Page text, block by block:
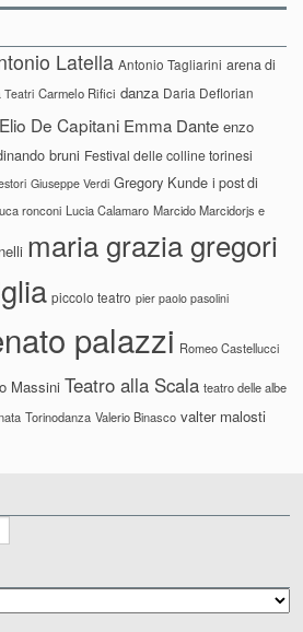
Latella Antonio Tagliarini arena di
Teatri Carmelo Rifici danza Daria Deflorian
Elio De Capitani Emma Dante enzo
bruni Festival delle colline torinesi
Giuseppe Verdi Gregory Kunde i post di
ronconi Lucia Calamaro Marcido Marcidorjs e
maria grazia gregori
piccolo teatro pier paolo pasolini
palazzi Romeo Castellucci
Massini Teatro alla Scala teatro delle albe
Torinodanza Valerio Binasco valter malosti